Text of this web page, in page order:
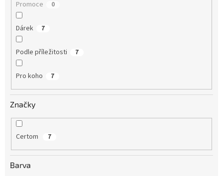
Promoce 0
Dárek 7
Podle příležitosti 7
Pro koho 7
Značky
Certom 7
Barva